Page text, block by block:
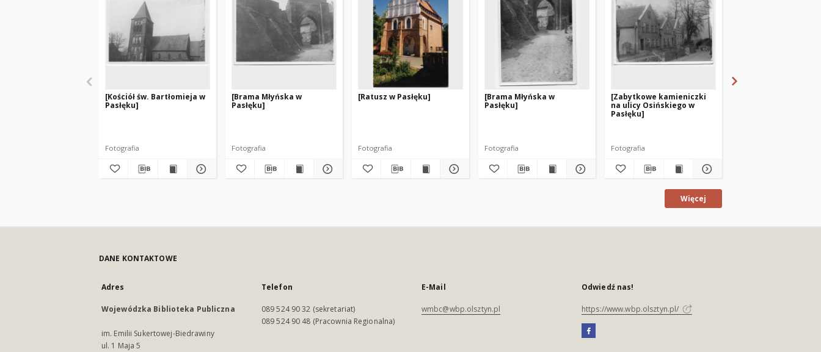
[Kościół św. Bartłomieja w
Pasłęku]
Fotografia
[Brama Młyńska w
Pasłęku]
Fotografia
[Ratusz w Pasłęku]
Fotografia
[Brama Młyńska w
Pasłęku]
Fotografia
[Zabytkowe kamieniczki
na ulicy Osińskiego w
Pasłęku]
Fotografia
Więcej
DANE KONTAKTOWE
Adres
Wojewódzka Biblioteka Publiczna
im. Emilii Sukertowej-Biedrawiny
ul. 1 Maja 5
Telefon
089 524 90 32 (sekretariat)
089 524 90 48 (Pracownia Regionalna)
E-Mail
wmbc@wbp.olsztyn.pl
Odwiedź nas!
https://www.wbp.olsztyn.pl/